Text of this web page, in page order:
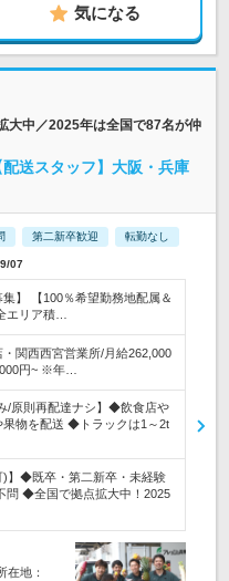
気になる
大中／2025年は全国で87名が仲
送スタッフ】大阪・兵庫
第二新卒歓迎 転勤なし
07
】 【100％希望勤務地配属＆
エリア積…
関西西宮営業所/月給262,000
円~ ※年…
/原則再配達ナシ】◆飲食店や
果物を配送 ◆トラックは1～2t
)】◆既卒・第二新卒・未経験
問 ◆全国で拠点拡大中！2025
在地：